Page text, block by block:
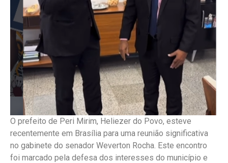
O prefeito de Peri Mirim, Heliezer do Povo, esteve
recentemente em Brasília para uma reunião significativa
no gabinete do senador Weverton Rocha. Este encontro
foi marcado pela defesa dos interesses do município e